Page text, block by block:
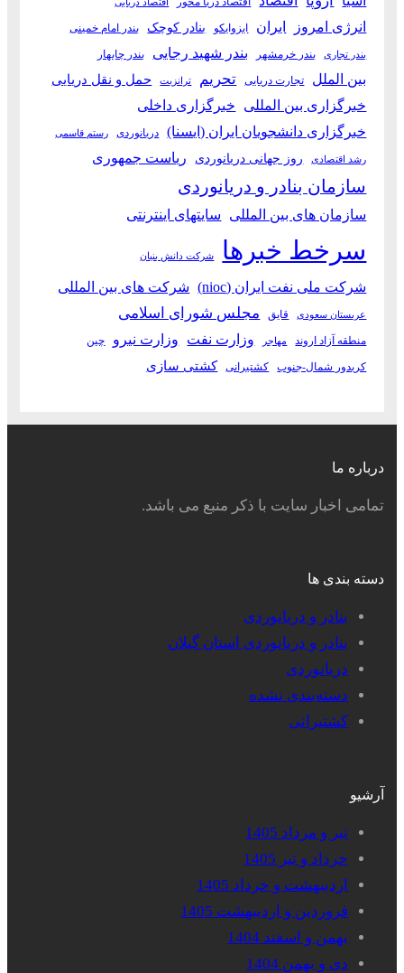
اقتصاد دریایی
انرژی امروز ایران ایزوایکو بنادر کوچک بندر امام خمینی
بندر تجاری بندر خرمشهر بندر شهید رجایی بندر چابهار
بین الملل تجارت دریایی تحریم ترانزیت حمل و نقل دریایی
خبرگزاری بین المللی خبرگزاری داخلی
خبرگزاری دانشجویان ایران (ایسنا)
دریانوردی رستم قاسمی
رشد اقتصادی روز جهانی دریانوردی ریاست جمهوری
سازمان بنادر و دریانوردی
سازمان های بین المللی سایتهای اینترنتی
سرخط خبرها شرکت دانش بنیان
شرکت ملی نفت ایران (nioc) شرکت های بین المللی
عربستان سعودی قایق مجلس شورای اسلامی
منطقه آزاد اروند مهاجر وزارت نفت وزارت نیرو چین
کریدور شمال-جنوب کشتیرانی کشتی سازی
درباره ما
تمامی اخبار سایت با ذکر منبع می باشد.
دسته بندی ها
بنادر و دریانوردی
بنادر و دریانوردی استان گیلان
دریانوردی
دسته‌بندی نشده
کشتیرانی
آرشیو
تیر و مرداد 1405
خرداد و تیر 1405
اردیبهشت و خرداد 1405
فروردین و اردیبهشت 1405
بهمن و اسفند 1404
دی و بهمن 1404